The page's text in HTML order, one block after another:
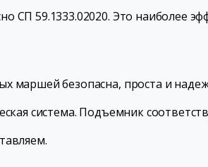
СП 59.1333.02020. Это наиболее
маршей безопасна, проста и
система. Подъемник